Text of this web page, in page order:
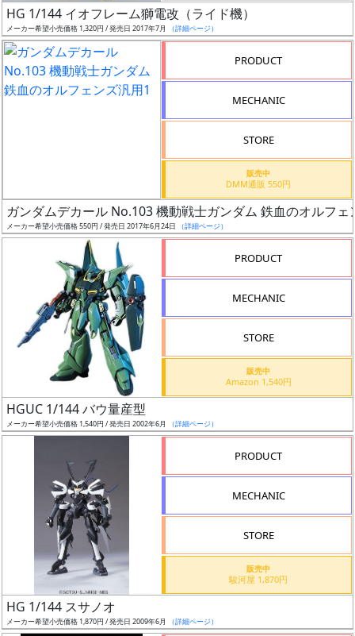
フ
リ
ー
ワ
ー
グ
レ
ル
ー
ズ・
HG 1/144 イオフレーム獅電改（ライド機）
メーカー希望小売価格 1,320円 / 発売日 2017年7月 （詳細ページ）
PRODUCT
MECHANIC
STORE
販売中
DMM通販 550円
ガンダムデカール No.103 機動戦士ガンダム 鉄血のオルフェ
メーカー希望小売価格 550円 / 発売日 2017年6月24日 （詳細ページ）
PRODUCT
MECHANIC
STORE
販売中
Amazon 1,540円
HGUC 1/144 バウ量産型
メーカー希望小売価格 1,540円 / 発売日 2002年6月 （詳細ページ）
PRODUCT
MECHANIC
STORE
販売中
駿河屋 1,870円
HG 1/144 スサノオ
メーカー希望小売価格 1,870円 / 発売日 2009年6月 （詳細ページ）